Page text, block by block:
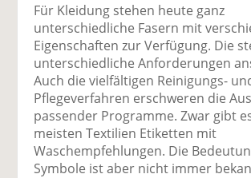
o
Für Kleidung stehen heute ganz
unterschiedliche Fasern mit
Eigenschaften zur Verfügung. Die
unterschiedliche Anforderungen
Auch die vielfältigen Reinigungs-
Pflegeverfahren erschweren die
passender Programme. Zwar gibt
meisten Textilien Etiketten mit
Waschempfehlungen. Die
Symbole ist aber nicht immer